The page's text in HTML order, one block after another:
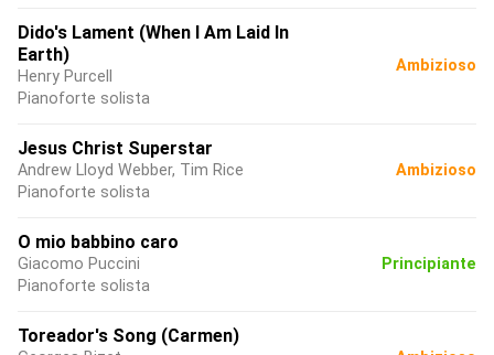
Dido's Lament (When I Am Laid In
Earth)
Henry Purcell
Pianoforte solista
Ambizioso
Jesus Christ Superstar
Andrew Lloyd Webber, Tim Rice
Pianoforte solista
Ambizioso
O mio babbino caro
Giacomo Puccini
Pianoforte solista
Principiante
Toreador's Song (Carmen)